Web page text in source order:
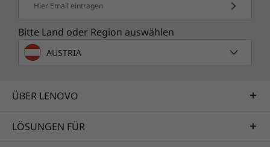
Hier Email eintragen
Bitte Land oder Region auswählen
AUSTRIA
ÜBER LENOVO
LÖSUNGEN FÜR